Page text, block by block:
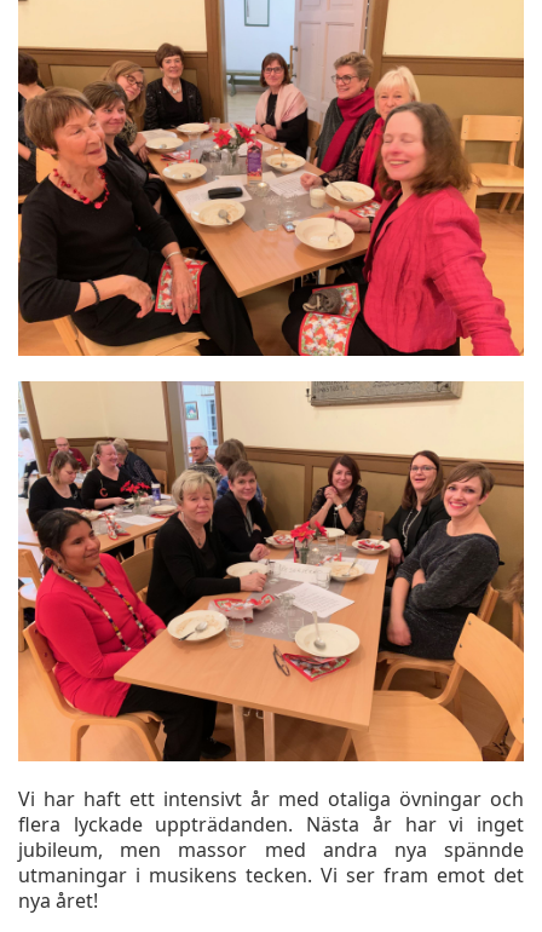
Vi har haft ett intensivt år med otaliga övningar och
flera lyckade uppträdanden. Nästa år har vi inget
jubileum, men massor med andra nya spännde
utmaningar i musikens tecken. Vi ser fram emot det
nya året!